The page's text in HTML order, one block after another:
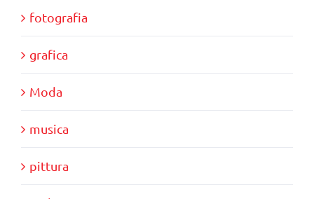
fotografia
grafica
Moda
musica
pittura